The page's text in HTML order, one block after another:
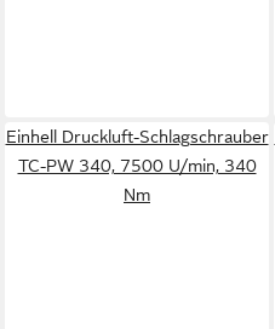
Einhell Druckluft-Schlagschrauber
TC-PW 340, 7500 U/min, 340
Nm